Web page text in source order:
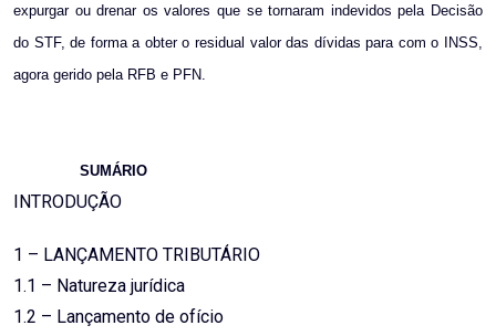
expurgar ou drenar os valores que se tornaram indevidos pela Decisão
do STF, de forma a obter o residual valor das dívidas para com o INSS,
agora gerido pela RFB e PFN.
SUMÁRIO
INTRODUÇÃO
1 – LANÇAMENTO TRIBUTÁRIO
1.1 – Natureza jurídica
1.2 – Lançamento de ofício